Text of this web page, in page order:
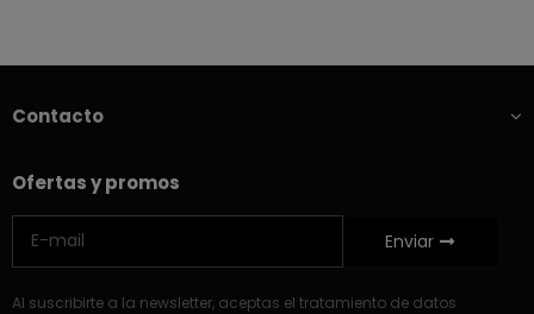
Contacto
Ofertas y promos
Enviar
Al suscribirte a la newsletter, aceptas el tratamiento de datos